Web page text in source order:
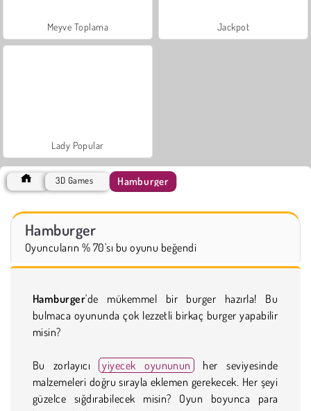
Meyve Toplama Jackpot
Lady Popular
3D Games Hamburger
Hamburger
Oyuncuların % 70'sı bu oyunu beğendi
Hamburger'de mükemmel bir burger hazırla! Bu
bulmaca oyununda çok lezzetli birkaç burger yapabilir
misin?
Bu zorlayıcı yiyecek oyununun her seviyesinde
malzemeleri doğru sırayla eklemen gerekecek. Her şeyi
güzelce sığdırabilecek misin? Oyun boyunca para